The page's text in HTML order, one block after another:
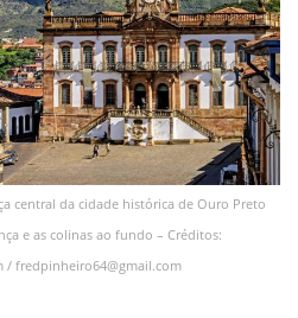
central da cidade histórica de Ouro Preto
e as colinas ao fundo – Créditos:
/fredpinheiro64@gmail.com